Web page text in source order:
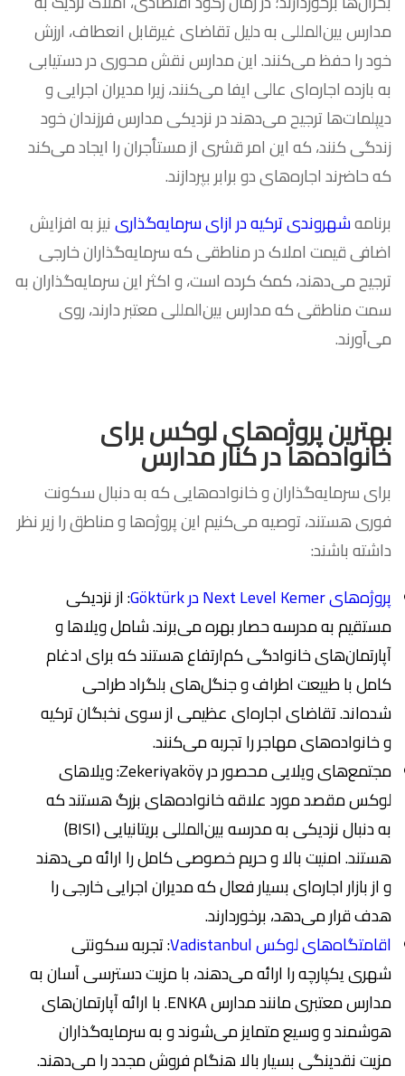
مدارس بین‌المللی به دلیل تقاضای غیرقابل انعطاف، ارزش
خود را حفظ می‌کنند. این مدارس نقش محوری در دستیابی
به بازده اجاره‌ای عالی ایفا می‌کنند، زیرا مدیران اجرایی و
دیپلمات‌ها ترجیح می‌دهند در نزدیکی مدارس فرزندان خود
زندگی کنند، که این امر قشری از مستأجران را ایجاد می‌کند
که حاضرند اجاره‌های دو برابر بپردازند.
برنامهشهروندی ترکیه در ازای سرمایه‌گذارینیز به افزایش
اضافی قیمت املاک در مناطقی که سرمایه‌گذاران خارجی
ترجیح می‌دهند، کمک کرده است، و اکثر این سرمایه‌گذاران به
سمت مناطقی که مدارس بین‌المللی معتبر دارند، روی
می‌آورند.
بهترین پروژه‌های لوکس برای
خانواده‌ها در کنار مدارس
برای سرمایه‌گذاران و خانواده‌هایی که به دنبال سکونت
فوری هستند، توصیه می‌کنیم این پروژه‌ها و مناطق را زیر نظر
داشته باشند:
پروژه‌های Next Level Kemer در Göktürk
: از نزدیکی
مستقیم به مدرسه حصار بهره می‌برند. شامل ویلاها و
آپارتمان‌های خانوادگی کم‌ارتفاع هستند که برای ادغام
کامل با طبیعت اطراف و جنگل‌های بلگراد طراحی
شده‌اند. تقاضای اجاره‌ای عظیمی از سوی نخبگان ترکیه
و خانواده‌های مهاجر را تجربه می‌کنند.
مجتمع‌های ویلایی محصور در Zekeriyaköy: ویلاهای
لوکس مقصد مورد علاقه خانواده‌های بزرگ هستند که
به دنبال نزدیکی به مدرسه بین‌المللی بریتانیایی (BISI)
هستند. امنیت بالا و حریم خصوصی کامل را ارائه می‌دهند
و از بازار اجاره‌ای بسیار فعال که مدیران اجرایی خارجی را
هدف قرار می‌دهد، برخوردارند.
اقامتگاه‌های لوکس Vadistanbul
: تجربه سکونتی
شهری یکپارچه را ارائه می‌دهند، با مزیت دسترسی آسان به
مدارس معتبری مانند مدارس ENKA. با ارائه آپارتمان‌های
هوشمند و وسیع متمایز می‌شوند و به سرمایه‌گذاران
مزیت نقدینگی بسیار بالا هنگام فروش مجدد را می‌دهند.